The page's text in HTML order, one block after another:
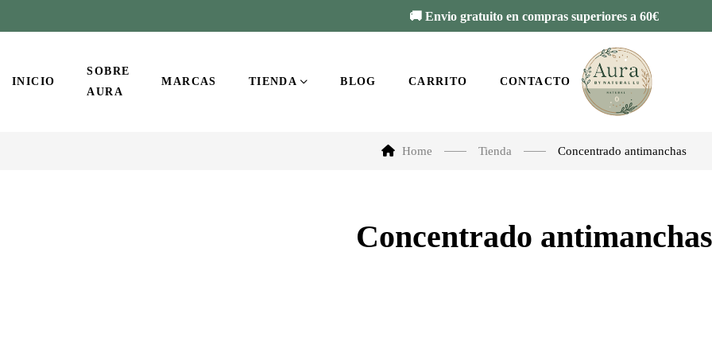
🚚 Envio gratuito en compras superiores a 60€
INICIO
SOBRE
AURA
MARCAS TIENDA BLOG CARRITO CONTACTO
Home Tienda Concentrado antimanchas
Concentrado antimanchas